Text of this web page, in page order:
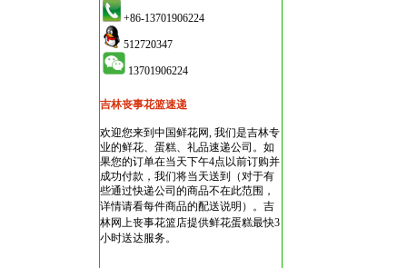
+86-13701906224
512720347
13701906224
吉林丧事花篮速递
欢迎您来到中国鲜花网, 我们是吉林专
业的鲜花、蛋糕、礼品速递公司。如
果您的订单在当天下午4点以前订购并
成功付款，我们将当天送到（对于有
些通过快递公司的商品不在此范围，
详情请看每件商品的配送说明）。 吉
林网上丧事花篮店提供鲜花蛋糕最快3
小时送达服务。